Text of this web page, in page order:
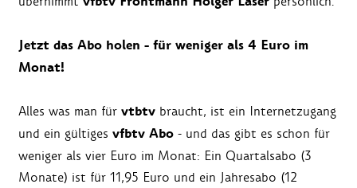
Jetzt das Abo holen - für weniger als 4 Euro im
Monat!
Alles was man für vtbtv braucht, ist ein Internetzugang
und ein gültiges vfbtv Abo - und das gibt es schon für
weniger als vier Euro im Monat: Ein Quartalsabo (3
Monate) ist für 11,95 Euro und ein Jahresabo (12